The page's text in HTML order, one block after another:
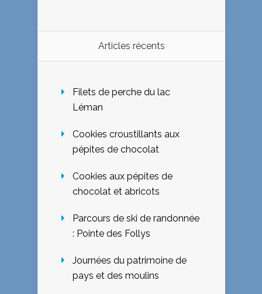
Articles récents
Filets de perche du lac
Léman
Cookies croustillants aux
pépites de chocolat
Cookies aux pépites de
chocolat et abricots
Parcours de ski de randonnée
: Pointe des Follys
Journées du patrimoine de
pays et des moulins